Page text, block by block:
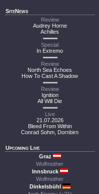
SiteNews
Review
Audrey Horne
Achilles
Special
In Extremo
Review
North Sea Echoes
How To Cast A Shadow
Review
Ignition
All Will Die
Live
21.07.2026
Bleed From Within
Conrad Sohm, Dornbirn
Upcoming Live
Graz
Wolfmother
Innsbruck
Wolfmother
Dinkelsbühl